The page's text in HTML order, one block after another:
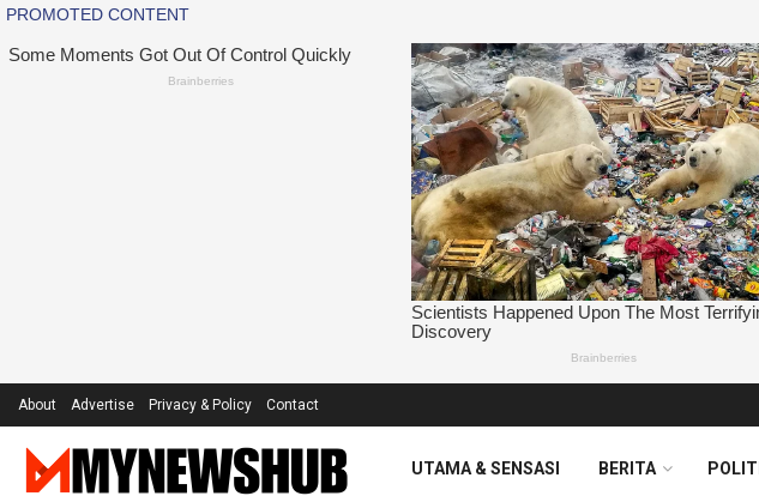
About Advertise Privacy & Policy Contact
UTAMA & SENSASI BERITA